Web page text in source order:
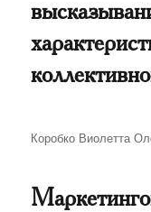
Автор
Коробко Виолетта